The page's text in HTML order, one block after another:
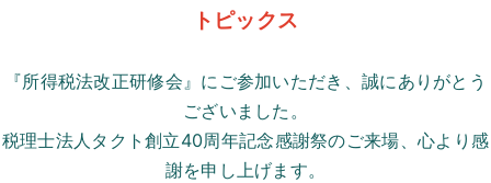
トピックス
『所得税法改正研修会』にご参加いただき、誠にありがとう
ございました。
税理士法人タクト創立40周年記念感謝祭のご来場、心より感
謝を申し上げます。